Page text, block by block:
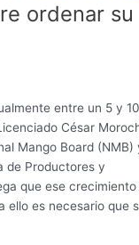
ordenar su
entre un 5 y 10
César
Mango Board (NMB)
de Productores y
que ese crecimiento
ello es necesario que